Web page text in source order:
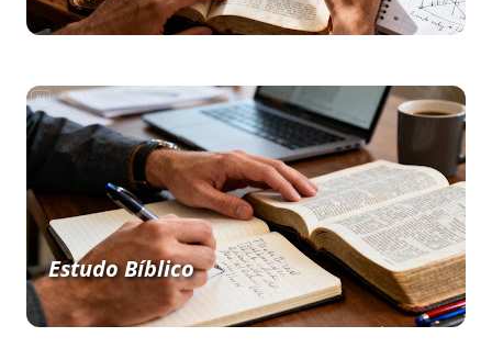
Estudo Bíblico